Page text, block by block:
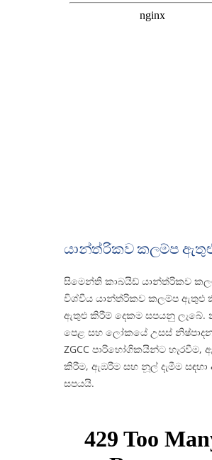
යාන්ත්රිකව කලම්ප
සිමෙන්ති කාබයිඩ් යාන්ත්රිකව
විශ්වීය යාන්ත්රිකව කලම්ප ඇතුළු
ඇතුළු කිරීම් දෙකම සපයනු ලැබේ.
පෙළ සහ ලෝකයේ උසස්
ZGCC පාරිභෝගිකයින්ට හැරවීම,
කිරීම, ඇඹරීම සහ නූල් දැමීම
සපයයි.